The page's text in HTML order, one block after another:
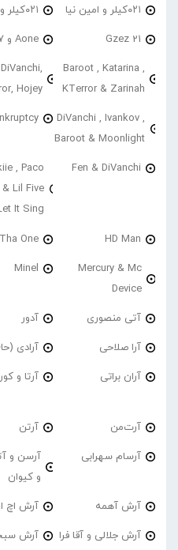
۰۲۱کیلر و امین نیا ۰۲۱کیلر و مصی جی
21 Gzez Aone و E7
Baroot , Katarina ,
KTerror & Zarinah
Hojey
DiVanchi , Ivankov ,
Baroot & Moonlight
Fen & DiVanchi
, Paco
Lil Five
It Sing
HD Man
One
Mercury & Mc
Device
Minel
آتی منصوری آدور
آرا صلاحی آرادی
آران براتی آرتا و
آرت‌من آرتن
آرسام سهرابی
آرسن و
و کیوان
آرش آهمه آرش اچ
آرش جلالی و آقا فرا آرش